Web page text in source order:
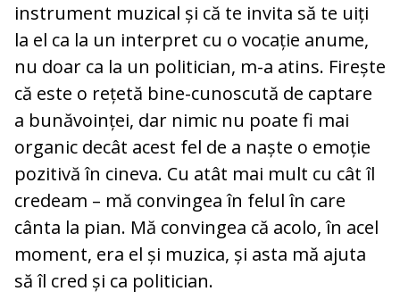
instrument muzical și că te invita să te uiți
la el ca la un interpret cu o vocație anume,
nu doar ca la un politician, m-a atins. Firește
că este o rețetă bine-cunoscută de captare
a bunăvoinței, dar nimic nu poate fi mai
organic decât acest fel de a naște o emoție
pozitivă în cineva. Cu atât mai mult cu cât îl
credeam – mă convingea în felul în care
cânta la pian. Mă convingea că acolo, în acel
moment, era el și muzica, și asta mă ajuta
să îl cred și ca politician.